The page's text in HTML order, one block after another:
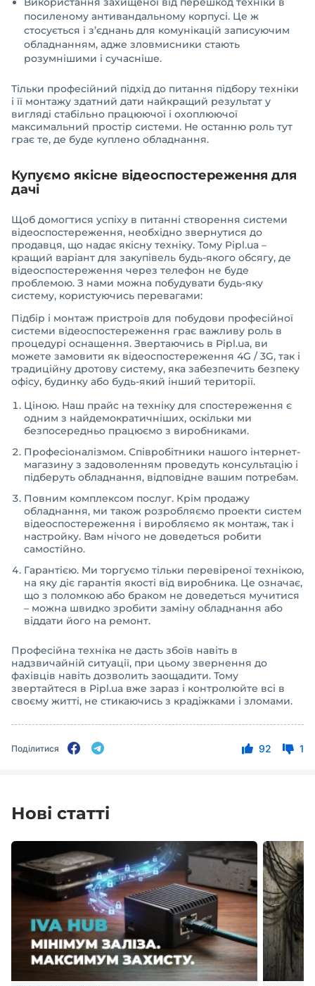
посиленому антивандальному корпусі. Це ж
стосується і з’єднань для комунікацій записуючим
обладнанням, адже зловмисники стають
розумнішими і сучасніше.
Тільки професійний підхід до питання підбору техніки
і її монтажу здатний дати найкращий результат у
вигляді стабільно працюючої і охоплюючої
максимальний простір системи. Не останню роль тут
грає те, де буде куплено обладнання.
Купуємо якісне відеоспостереження для
дачі
Щоб домогтися успіху в питанні створення системи
відеоспостереження, необхідно звернутися до
продавця, що надає якісну техніку. Тому Pipl.ua –
кращий варіант для закупівель будь-якого обсягу, де
відеоспостереження через телефон не буде
проблемою. З нами можна побудувати будь-яку
систему, користуючись перевагами:
Підбір і монтаж пристроїв для побудови професійної
системи відеоспостереження грає важливу роль в
процедурі оснащення. Звертаючись в Pipl.ua, ви
можете замовити як відеоспостереження 4G / 3G, так і
традиційну дротову систему, яка забезпечить безпеку
офісу, будинку або будь-який інший території.
Ціною. Наш прайс на техніку для спостереження є
одним з найдемократичніших, оскільки ми
безпосередньо працюємо з виробниками.
Професіоналізмом. Співробітники нашого інтернет-
магазину з задоволенням проведуть консультацію і
підберуть обладнання, відповідне вашим потребам.
Повним комплексом послуг. Крім продажу
обладнання, ми також розробляємо проекти систем
відеоспостереження і виробляємо як монтаж, так і
настройку. Вам нічого не доведеться робити
самостійно.
Гарантією. Ми торгуємо тільки перевіреної технікою,
на яку діє гарантія якості від виробника. Це означає,
що з поломкою або браком не доведеться мучитися
– можна швидко зробити заміну обладнання або
віддати його на ремонт.
Професійна техніка не дасть збоїв навіть в
надзвичайній ситуації, при цьому звернення до
фахівців навіть дозволить заощадити. Тому
звертайтеся в Pipl.ua вже зараз і контролюйте всі в
своєму житті, не стикаючись з крадіжками і зломами.
Поділитися 92 1
Нові статті